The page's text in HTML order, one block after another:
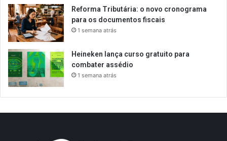
Reforma Tributária: o novo cronograma
para os documentos fiscais
1 semana atrás
Heineken lança curso gratuito para
combater assédio
1 semana atrás